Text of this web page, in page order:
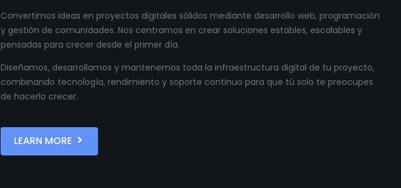
Convertimos ideas en proyectos digitales sólidos mediante desarrollo web, programación
y gestión de comunidades. Nos centramos en crear soluciones estables, escalables y
pensadas para crecer desde el primer día.
Diseñamos, desarrollamos y mantenemos toda la infraestructura digital de tu proyecto,
combinando tecnología, rendimiento y soporte continuo para que tú solo te preocupes
de hacerlo crecer.
LEARN MORE